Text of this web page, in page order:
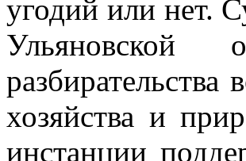
угодий или нет.
Ульяновской
хозяйства и
инстанции